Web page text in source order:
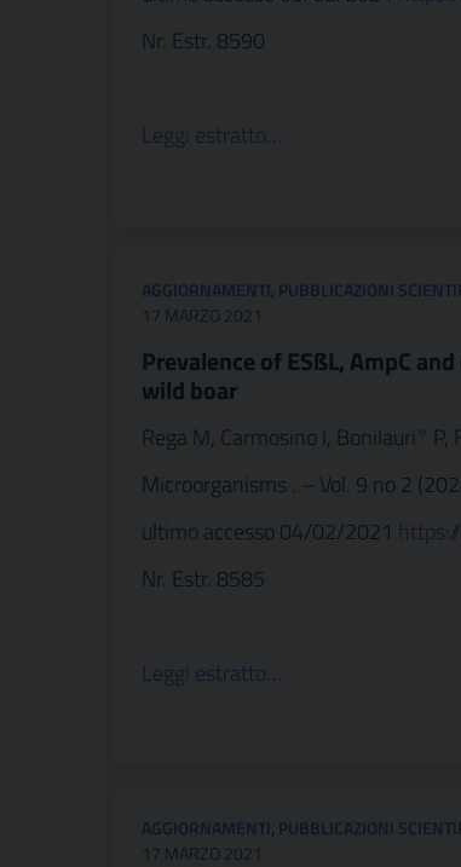
Nr. Estr. 8590
Leggi estratto…
AGGIORNAMENTI, PUBBLICAZIONI
17 MARZO 2021
Prevalence of ESßL, AmpC
wild boar
Rega M, Carmosino I, Bonilauri° P,
Microorganisms . – Vol. 9 no 2
ultimo accesso 04/02/2021
Nr. Estr. 8585
Leggi estratto…
AGGIORNAMENTI, PUBBLICAZIONI
17 MARZO 2021